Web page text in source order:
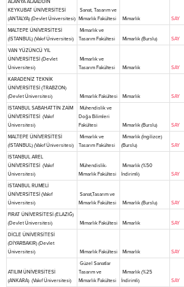
ALANYA ALAADDİN
KEYKUBAT ÜNİVERSİTESİ
(ANTALYA) (Devlet Üniversitesi)
Sanat, Tasarım ve
Mimarlık Fakültesi
Mimarlık SAY
MALTEPE ÜNİVERSİTESİ
(İSTANBUL) (Vakıf Üniversitesi)
Mimarlık ve
Tasarım Fakültesi
Mimarlık (Burslu) SAY
VAN YÜZÜNCÜ YIL
ÜNİVERSİTESİ (Devlet
Üniversitesi)
Mimarlık ve
Tasarım Fakültesi
Mimarlık SAY
KARADENİZ TEKNİK
ÜNİVERSİTESİ (TRABZON)
(Devlet Üniversitesi)
Mimarlık Fakültesi Mimarlık SAY
İSTANBUL SABAHATTİN ZAİM
ÜNİVERSİTESİ (Vakıf
Üniversitesi)
Mühendislik ve
Doğa Bilimleri
Fakültesi
Mimarlık (Burslu) SAY
MALTEPE ÜNİVERSİTESİ
(İSTANBUL) (Vakıf Üniversitesi)
Mimarlık ve
Tasarım Fakültesi
Mimarlık (İngilizce)
(Burslu)
SAY
İSTANBUL AREL
ÜNİVERSİTESİ (Vakıf
Üniversitesi)
Mühendislik-
Mimarlık Fakültesi
Mimarlık (%50
İndirimli)
SAY
İSTANBUL RUMELİ
ÜNİVERSİTESİ (Vakıf
Üniversitesi)
Sanat,Tasarım ve
Mimarlık Fakültesi
Mimarlık (Burslu) SAY
FIRAT ÜNİVERSİTESİ (ELAZIĞ)
(Devlet Üniversitesi)
Mimarlık Fakültesi Mimarlık SAY
DİCLE ÜNİVERSİTESİ
(DİYARBAKIR) (Devlet
Üniversitesi)
Mimarlık Fakültesi Mimarlık SAY
ATILIM ÜNİVERSİTESİ
(ANKARA) (Vakıf Üniversitesi)
Güzel Sanatlar
Tasarım ve
Mimarlık Fakültesi
Mimarlık (%25
İndirimli)
SAY